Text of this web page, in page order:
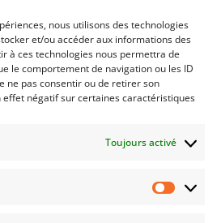
nous utilisons des technologies
et/ou accéder aux informations des
à ces technologies nous permettra de
le comportement de navigation ou les ID
ne pas consentir ou de retirer son
négatif sur certaines caractéristiques
Toujours activé
: reprise ou stagnation ?
,Immobilier
freinée par l’inflation et
le marché des SCPI montre
contrasté. 👉 Bonne
SCPI européennes ont
(ASPIM). Ces fonds...